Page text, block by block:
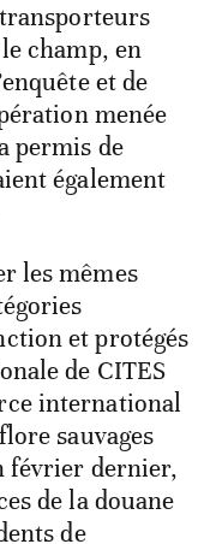
champ, en
et de
menée
permis de
également
les mêmes
et protégés
de CITES
international
sauvages
février dernier,
de la douane
de